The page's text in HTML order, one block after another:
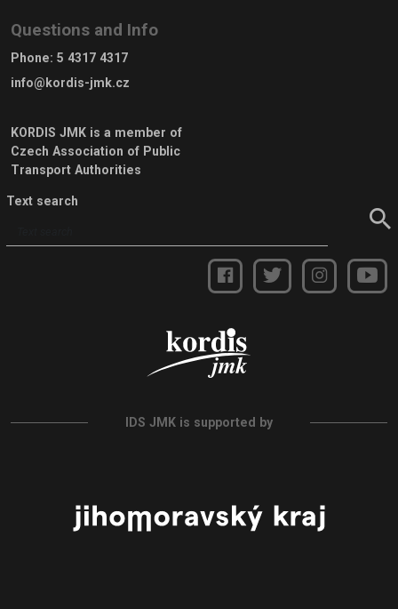
Questions and Info
Phone: 5 4317 4317
info@kordis-jmk.cz
KORDIS JMK is a member of
Czech Association of Public
Transport Authorities
Text search
IDS JMK is supported by